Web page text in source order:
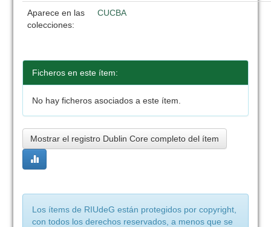
Aparece en las
colecciones:
CUCBA
Ficheros en este ítem:
No hay ficheros asociados a este ítem.
Mostrar el registro Dublin Core completo del ítem
Los ítems de RIUdeG están protegidos por copyright,
con todos los derechos reservados, a menos que se